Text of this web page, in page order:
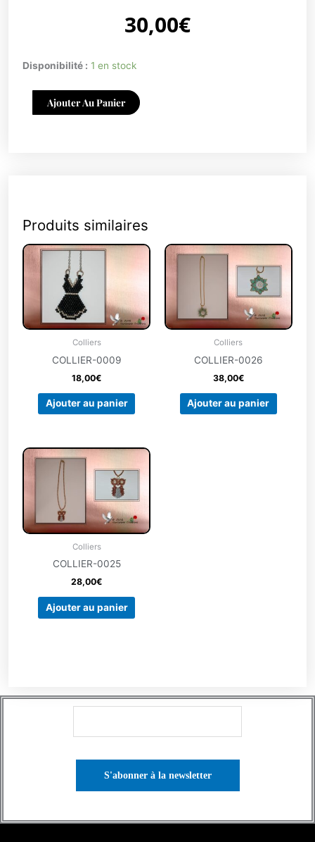
30,00€
Disponibilité : 1 en stock
quantité
COLLIER-
0050
Ajouter Au Panier
Produits similaires
Colliers
COLLIER-0009
18,00€
Ajouter au panier
Colliers
COLLIER-0026
38,00€
Ajouter au panier
Colliers
COLLIER-0025
28,00€
Ajouter au panier